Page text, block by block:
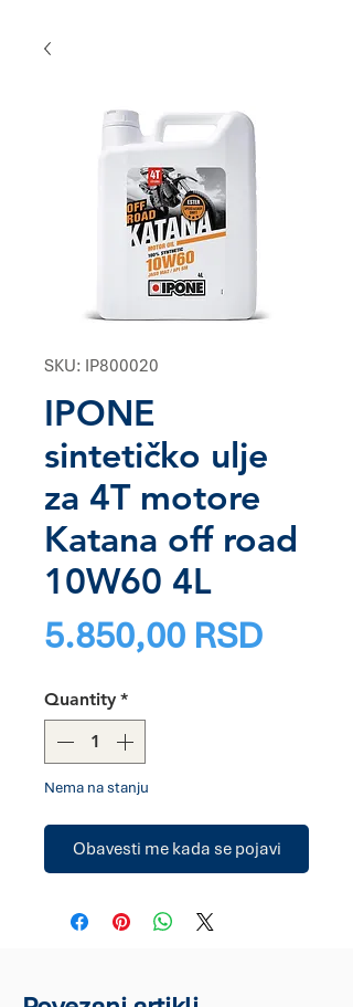
SKU: IP800020
IPONE
sintetičko ulje
za 4T motore
Katana off road
10W60 4L
5.850,00 RSDPrice
Quantity *
Nema na stanju
Obavesti me kada se pojavi